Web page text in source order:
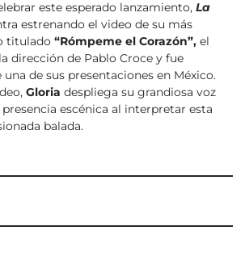
este esperado lanzamiento, La
estrenando el video de su más
titulado “Rómpeme el Corazón”, el
dirección de Pablo Croce y fue
de sus presentaciones en México.
Gloria despliega su grandiosa voz
escénica al interpretar esta
balada.